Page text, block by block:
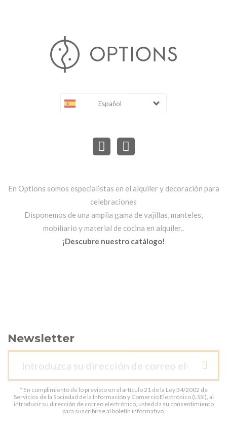
Español
En Options somos especialistas en el alquiler y decoración para
celebraciones
Disponemos de una amplia gama de vajillas, manteles,
mobiliario y material de cocina en alquiler..
¡Descubre nuestro catálogo!
Newsletter
* En cumplimiento de lo previsto en el artículo 21 de la Ley 34/2002 de
Servicios de la Sociedad de la Información y Comercio Electrónico (LSSI), al
introducir su dirección de correo electrónico, usted da su consentimiento
para suscribirse al boletín informativo.